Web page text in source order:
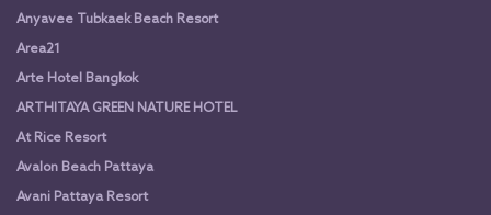
Anyavee Tubkaek Beach Resort
Area21
Arte Hotel Bangkok
ARTHITAYA GREEN NATURE HOTEL
At Rice Resort
Avalon Beach Pattaya
Avani Pattaya Resort